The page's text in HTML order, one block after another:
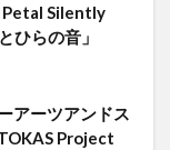
Petal Silently
ひらの音」
アーツアンドス
Project